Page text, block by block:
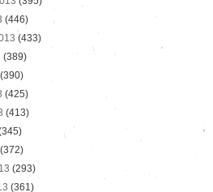
(446)
(433)
(389)
(390)
(425)
(413)
(372)
(293)
(361)